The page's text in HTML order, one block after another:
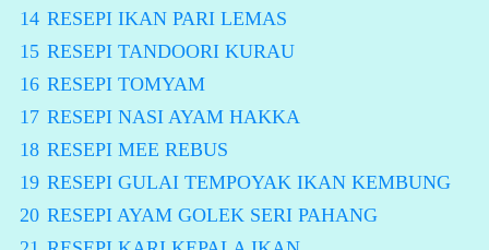
14 RESEPI IKAN PARI LEMAS
15 RESEPI TANDOORI KURAU
16 RESEPI TOMYAM
17 RESEPI NASI AYAM HAKKA
18 RESEPI MEE REBUS
19 RESEPI GULAI TEMPOYAK IKAN KEMBUNG
20 RESEPI AYAM GOLEK SERI PAHANG